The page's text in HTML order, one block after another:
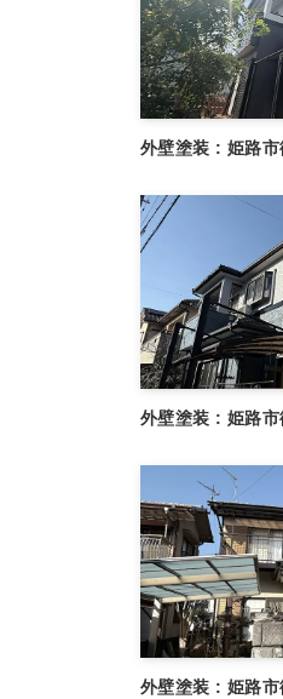
外壁塗装 : 姫路市
外壁塗装 : 姫路市
外壁塗装 : 姫路市